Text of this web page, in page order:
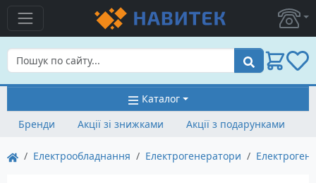
Пошук
Каталог
Бренди
Акції зі знижками Акції з подарунками
Електрообладнання Електрогенератори